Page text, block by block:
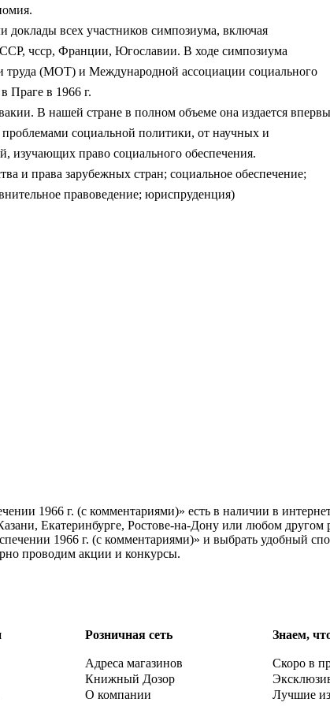
всех участников симпозиума, включая
чсср, Франции, Югославии. В ходе симпозиума
труда (МОТ) и Международной ассоциации социального
Праге в 1966 г.
В нашей стране в полном объеме она издается
социальной политики, от научных и
изучающих право социального обеспечения.
и права зарубежных стран; социальное обеспечение;
правоведение; юриспруденция)
1966 г. (с комментариями)» есть в наличии в
Екатеринбурге, Ростове-на-Дону или любом
1966 г. (с комментариями)» и выбрать удобный
проводим акции и конкурсы.
Розничная сеть
Адреса магазинов
Книжный Дозор
О компании
Знаем,
Скоро в
Лучшие